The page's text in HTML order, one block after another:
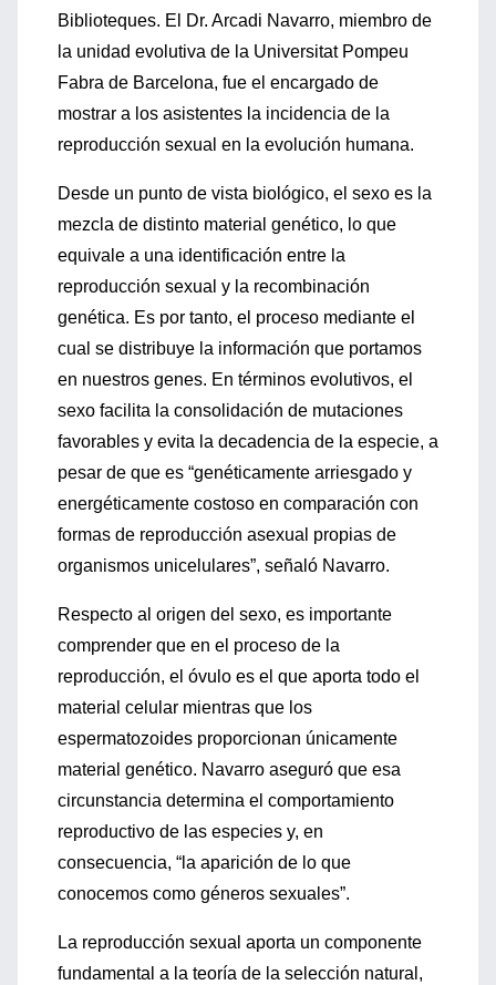
Biblioteques. El Dr. Arcadi Navarro, miembro de
la unidad evolutiva de la Universitat Pompeu
Fabra de Barcelona, fue el encargado de
mostrar a los asistentes la incidencia de la
reproducción sexual en la evolución humana.
Desde un punto de vista biológico, el sexo es la
mezcla de distinto material genético, lo que
equivale a una identificación entre la
reproducción sexual y la recombinación
genética. Es por tanto, el proceso mediante el
cual se distribuye la información que portamos
en nuestros genes. En términos evolutivos, el
sexo facilita la consolidación de mutaciones
favorables y evita la decadencia de la especie, a
pesar de que es “genéticamente arriesgado y
energéticamente costoso en comparación con
formas de reproducción asexual propias de
organismos unicelulares”, señaló Navarro.
Respecto al origen del sexo, es importante
comprender que en el proceso de la
reproducción, el óvulo es el que aporta todo el
material celular mientras que los
espermatozoides proporcionan únicamente
material genético. Navarro aseguró que esa
circunstancia determina el comportamiento
reproductivo de las especies y, en
consecuencia, “la aparición de lo que
conocemos como géneros sexuales”.
La reproducción sexual aporta un componente
fundamental a la teoría de la selección natural,